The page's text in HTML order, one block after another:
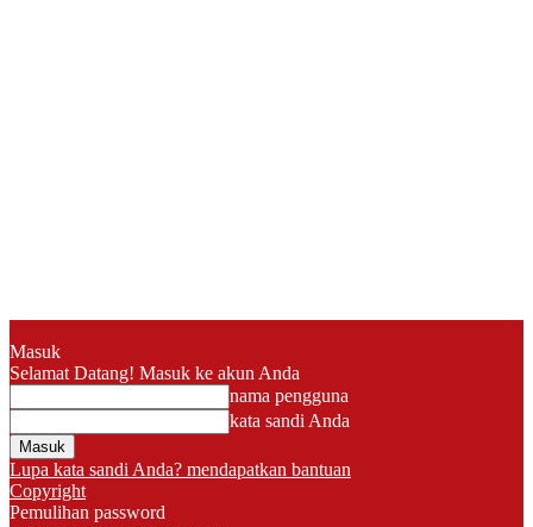
Masuk
Selamat Datang! Masuk ke akun Anda
nama pengguna
kata sandi Anda
Lupa kata sandi Anda? mendapatkan bantuan
Copyright
Pemulihan password